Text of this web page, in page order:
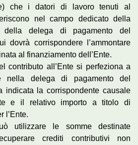
che i datori di lavoro tenuti al
nel campo dedicato della
della delega di pagamento del
dovrà corrispondere l’ammontare
al finanziamento dell’Ente.
contributo all’Ente si perfeziona a
nella delega di pagamento del
indicata la corrispondente causale
e il relativo importo a titolo di
l’Ente.
utilizzare le somme destinate
crediti contributivi non